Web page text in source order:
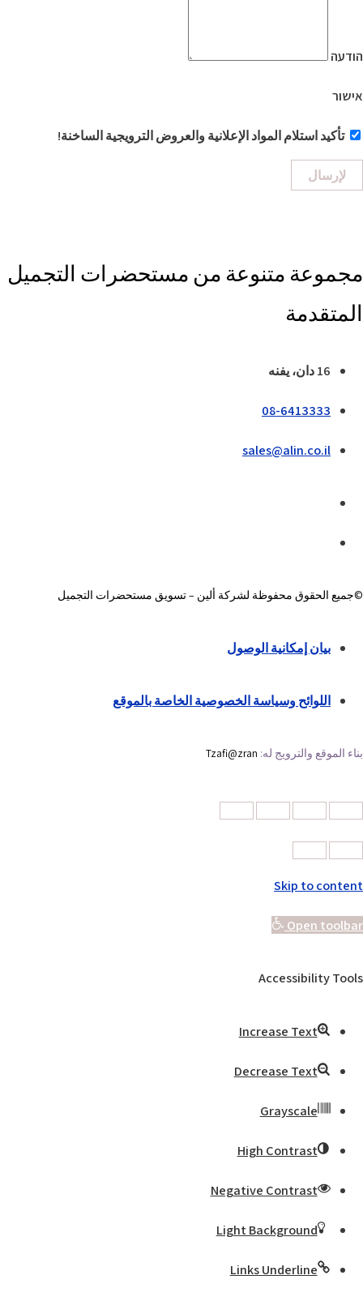
הודעה
אישור
تأكيد استلام المواد الإعلانية والعروض الترويجية الساخنة!
لإرسال
مجموعة متنوعة من مستحضرات التجميل
المتقدمة
16 دان، يفنه
08-6413333
sales@alin.co.il
©جميع الحقوق محفوظة لشركة ألين – تسويق مستحضرات التجميل
بيان إمكانية الوصول
اللوائح وسياسة الخصوصية الخاصة بالموقع
بناء الموقع والترويج له: Tzafi@zran
Skip to content
Open toolbar
Accessibility Tools
Increase Text
Decrease Text
Grayscale
High Contrast
Negative Contrast
Light Background
Links Underline